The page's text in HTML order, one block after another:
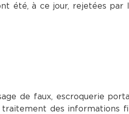
été, à ce jour, rejetées par
de faux, escroquerie
des informations